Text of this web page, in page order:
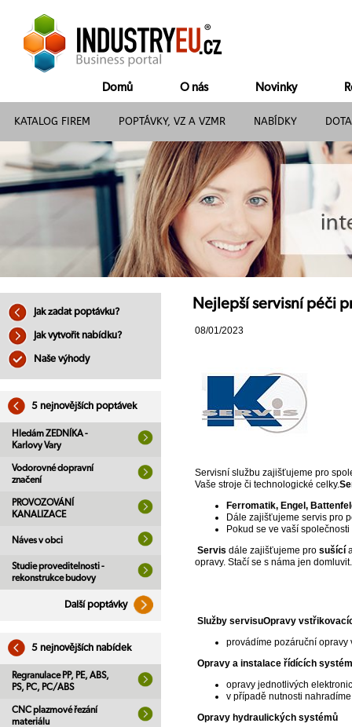
Domů O nás Novinky
KATALOG FIREM POPTÁVKY, VZ A VZMR NABÍDKY
Jak zadat poptávku?
Jak vytvořit nabídku?
Naše výhody
5 nejnovějších poptávek
Hledám ZEDNÍKA -
Karlovy Vary
Vodorovné dopravní
značení
PROVOZOVÁNÍ
KANALIZACE
Náves v obci
Studie proveditelnosti -
rekonstrukce budovy
Další poptávky
5 nejnovějších nabídek
Regranulace PP, PE, ABS,
PS, PC, PC/ABS
CNC plazmové řezání
materiálu
Nejlepší servisní péči
08/01/2023
Servisní službu zajišťujeme pro
Vaše stroje či technologické celky.
Ferromatik, Engel,
Dále zajišťujeme servis pro
Pokud se ve vaší
Servis dále zajišťujeme pro sušící
opravy. Stačí se s náma jen
Služby servisuOpravy
provádíme pozáruční opravy
Opravy a instalace řídících
opravy jednotlivých
v případě nutnosti
Opravy hydraulických systémů